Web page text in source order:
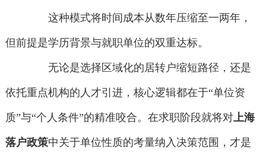
这种模式将时间成本从数年压缩至一两年，
但前提是学历背景与就职单位的双重达标。
无论是选择区域化的居转户缩短路径，还是
依托重点机构的人才引进，核心逻辑都在于“单位资
质”与“个人条件”的精准咬合。在求职阶段就将对上海
落户政策中关于单位性质的考量纳入决策范围，才是